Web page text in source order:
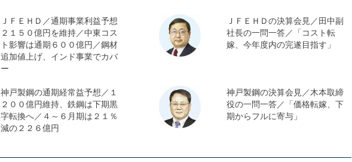
ＪＦＥＨＤ／通期事業利益予想
２１５０億円を維持／中東コス
ト影響は通期６００億円／鋼材
追加値上げ、インド事業でカバ
ー
ＪＦＥＨＤの決算会見／田中副
社長の一問一答／「コスト転
嫁、今年度内の完遂目指す」
神戸製鋼の通期経常益予想／１
２００億円維持、鉄鋼は下期黒
字転換へ／４～６月期は２１％
減の２２６億円
神戸製鋼の決算会見／木本取締
役の一問一答／「価格転嫁、下
期からフルに寄与」